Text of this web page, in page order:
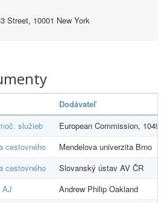
Street, 10001 New York
Dodávateľ
služieb
European Commission, 1049
cestovného
Mendelova univerzita Brno
cestovného
Slovanský ústav AV ČR
AJ
Andrew Philip Oakland